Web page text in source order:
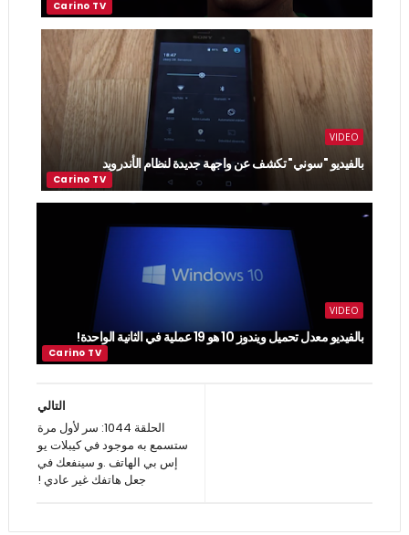
VIDEO
بالفيديو "سوني" تكشف عن واجهة جديدة لنظام الأندرويد
VIDEO
بالفيديو معدل تحميل ويندوز 10 هو 19 عملية في الثانية الواحدة!
التالي
الحلقة 1044: سر لأول مرة
ستسمع به موجود في كيبلات يو
إس بي الهاتف .و سينفعك في
جعل هاتفك غير عادي !